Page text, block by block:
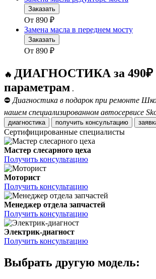
Заказать
От 890 ₽
Замена масла в переднем мосту
Заказать
От 890 ₽
🔥 ДИАГНОСТИКА за 490₽
параметрам .
⛔ Диагностика в подарок при ремонте
нашем специализированном автосервисе
диагностика получить консультацию
Сертифицированные специалисты
Мастер слесарного цеха
Получить консультацию
Моторист
Получить консультацию
Менеджер отдела запчастей
Получить консультацию
Электрик-диагност
Получить консультацию
Выбрать другую модель: